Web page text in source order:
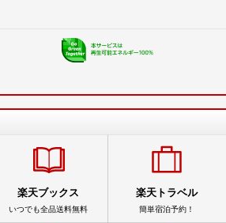
楽天ブックス
いつでも全品送料無料
楽天トラベル
簡単宿泊予約！